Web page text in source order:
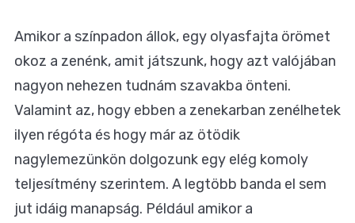
Amikor a színpadon állok, egy olyasfajta örömet
okoz a zenénk, amit játszunk, hogy azt valójában
nagyon nehezen tudnám szavakba önteni.
Valamint az, hogy ebben a zenekarban zenélhetek
ilyen régóta és hogy már az ötödik
nagylemezünkön dolgozunk egy elég komoly
teljesítmény szerintem. A legtöbb banda el sem
jut idáig manapság. Például amikor a